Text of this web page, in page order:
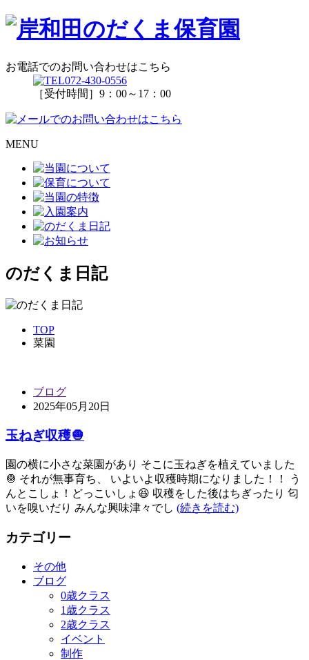
お電話でのお問い合わせはこちら
072-430-0556
［受付時間］9：00～17：00
MENU
のだくま日記
TOP
菜園
ブログ
2025年05月20日
玉ねぎ収穫🧅
園の横に小さな菜園があり そこに玉ねぎを植えていました
🧅 それが無事育ち、 いよいよ収穫時期になりました！！ う
んとこしょ！どっこいしょ😆 収穫をした後はちぎったり 匂
いを嗅いだり みんな興味津々でし (続きを読む)
カテゴリー
その他
ブログ
0歳クラス
1歳クラス
2歳クラス
イベント
制作